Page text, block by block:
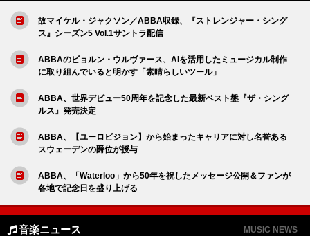
故マイケル・ジャクソン／ABBA収録、『ストレンジャー・シング
ス』シーズン5 Vol.1サントラ配信
ABBAのビョルン・ウルヴァース、AIを活用したミュージカル制作
に取り組んでいると明かす「素晴らしいツール」
ABBA、世界デビュー50周年を記念した最新ベスト盤『ザ・シング
ルス』発売決定
ABBA、【ユーロビジョン】から始まったキャリアに対し名誉ある
スウェーデンの爵位が授与
ABBA、「Waterloo」から50年を祝したメッセージ公開＆ファンが
各地で記念日を盛り上げる
音楽ニュース MUSIC NEWS